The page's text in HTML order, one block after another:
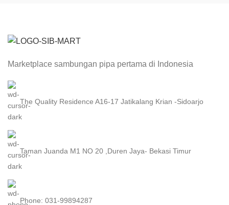
Marketplace sambungan pipa pertama di Indonesia
The Quality Residence A16-17 Jatikalang Krian -Sidoarjo
Taman Juanda M1 NO 20 ,Duren Jaya- Bekasi Timur
Phone: 031-99894287